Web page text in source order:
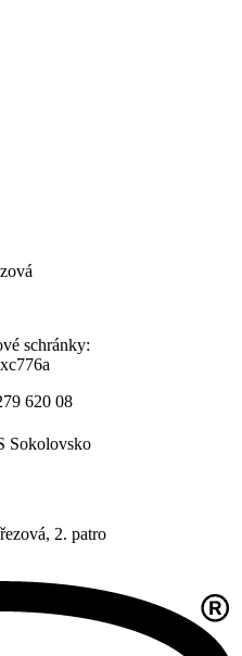
schránky:
620 08
2. patro